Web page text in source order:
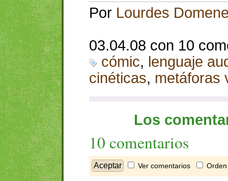
Por Lourdes
03.04.08 con 10
cómic, lenguaje
cinéticas, metáforas
Los
10 comentarios
Ver comentarios